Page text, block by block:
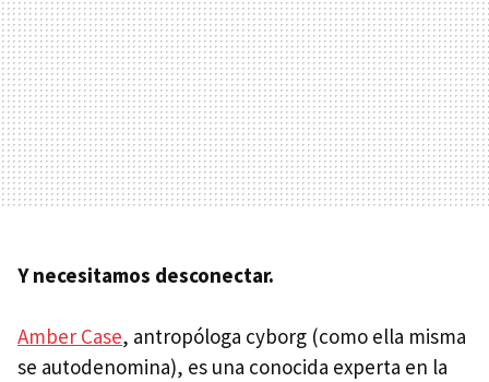
Y necesitamos desconectar.
Amber Case, antropóloga cyborg (como ella misma
se autodenomina), es una conocida experta en la